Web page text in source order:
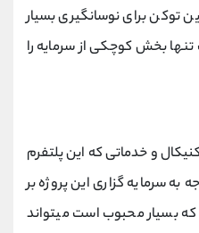
توکن برای نوسانگیری بسیار
بخش کوچکی از سرمایه را
و خدماتی که این پلتفرم
به سرمایه گزاری این پروژه بر
بسیار محبوب است میتواند